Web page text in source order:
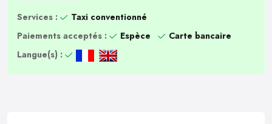
Services :
Taxi conventionné
Paiements acceptés :
Espèce
Carte bancaire
Langue(s) :